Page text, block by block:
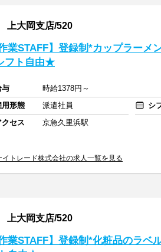
上大岡支店/520
作業STAFF】登録制*カップラー
フト自由★
与
時給1378円～
用形態
派遣社員 シ
クセス
京急久里浜駅
イトレード株式会社の求人一覧を見る
上大岡支店/520
作業STAFF】登録制*化粧品のラ